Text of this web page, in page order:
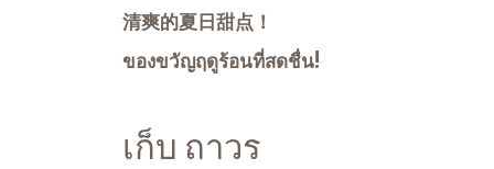
清爽的夏日甜点！
ของขวัญฤดูร้อนที่สดชื่น!
เก็บ ถาวร